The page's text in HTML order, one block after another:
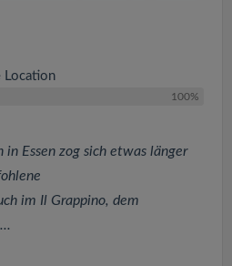
Location
100%
Essen zog sich etwas länger
im Il Grappino, dem